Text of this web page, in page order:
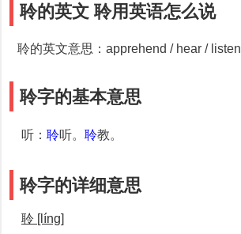
聆的英文 聆用英语怎么说
聆的英文意思：apprehend / hear / listen
聆字的基本意思
听 ： 聆听。 聆教。
聆字的详细意思
聆 [líng]